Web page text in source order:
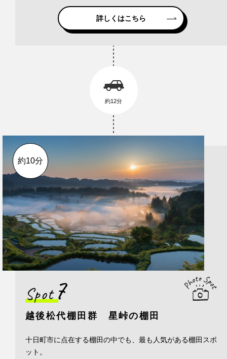
詳しくはこちら
約12分
約10分
Spot7
越後松代棚田群 星峠の棚田
十日町市に点在する棚田の中でも、最も人気がある棚田スポ
ット。